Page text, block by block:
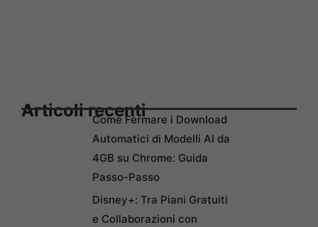
Articoli recentiCome Fermare i Download
Automatici di Modelli AI da
4GB su Chrome: Guida
Passo-Passo
Disney+: Tra Piani Gratuiti
e Collaborazioni con